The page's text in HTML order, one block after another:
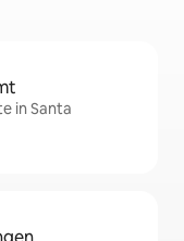
in Santa